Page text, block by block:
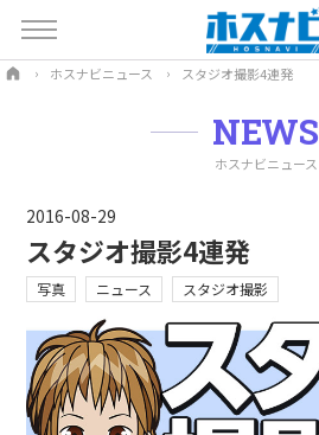
ホスナビニュース スタジオ撮影4連発
NEWS
ホスナビニュース
2016-08-29
スタジオ撮影4連発
写真 ニュース スタジオ撮影